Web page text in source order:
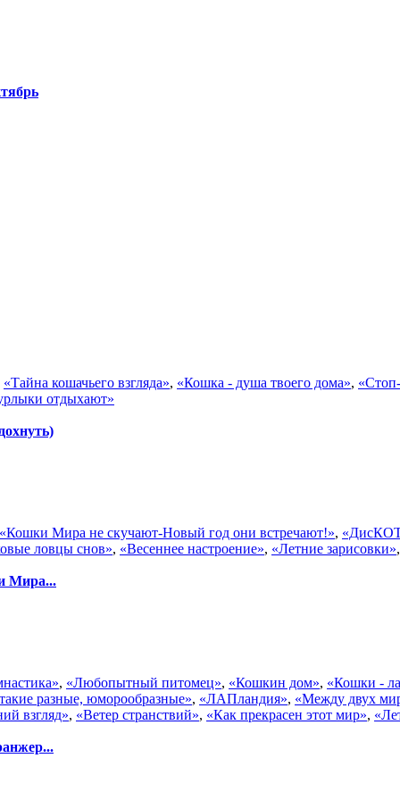
«Тайна кошачьего взгляда», «Кошка - душа твоего дома»,
отдыхают»
«Кошки Мира не скучают-Новый год они встречают!»,
ловцы снов», «Весеннее настроение», «Летние зарисовки»,
Мира...
, «Любопытный питомец», «Кошкин дом», «Кошки -
разные, юморообразные», «ЛАПландия», «Между двух
взгляд», «Ветер странствий», «Как прекрасен этот мир»,